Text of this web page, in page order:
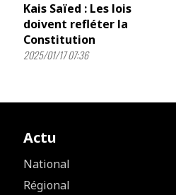
Kais Saïed : Les lois
doivent refléter la
Constitution
2025/01/17 07:36
Actu
National
Régional